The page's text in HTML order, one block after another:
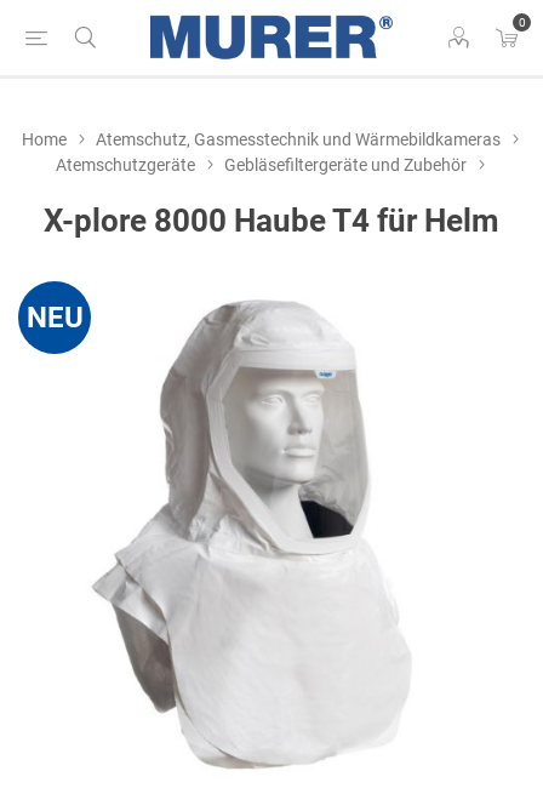
0
Home
Atemschutz, Gasmesstechnik und Wärmebildkameras
Atemschutzgeräte
Gebläsefiltergeräte und Zubehör
X-plore 8000 Haube T4 für Helm
NEU